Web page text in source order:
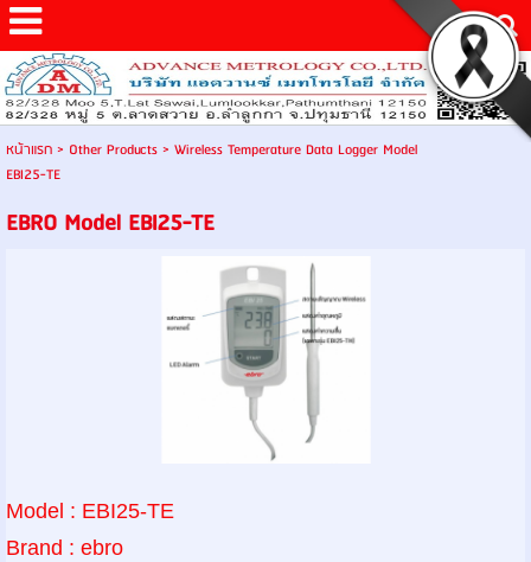
หน้าแรก> Other Products> Wireless Temperature Data Logger Model
EBI25-TE
EBRO Model EBI25-TE
Model : EBI25-TE
Brand : ebro